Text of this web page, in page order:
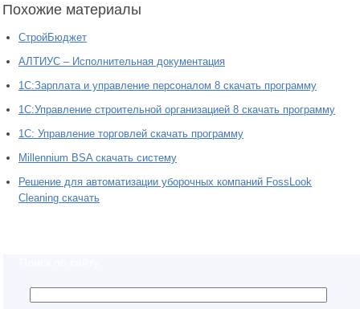
Похожие материалы
СтройБюджет
АЛТИУС – Исполнительная документация
1С:Зарплата и управление персоналом 8 скачать программу
1С:Управление строительной организацией 8 скачать программу
1С: Управление торговлей скачать программу
Millennium BSA скачать систему
Решение для автоматизации уборочных компаний FossLook
Cleaning скачать